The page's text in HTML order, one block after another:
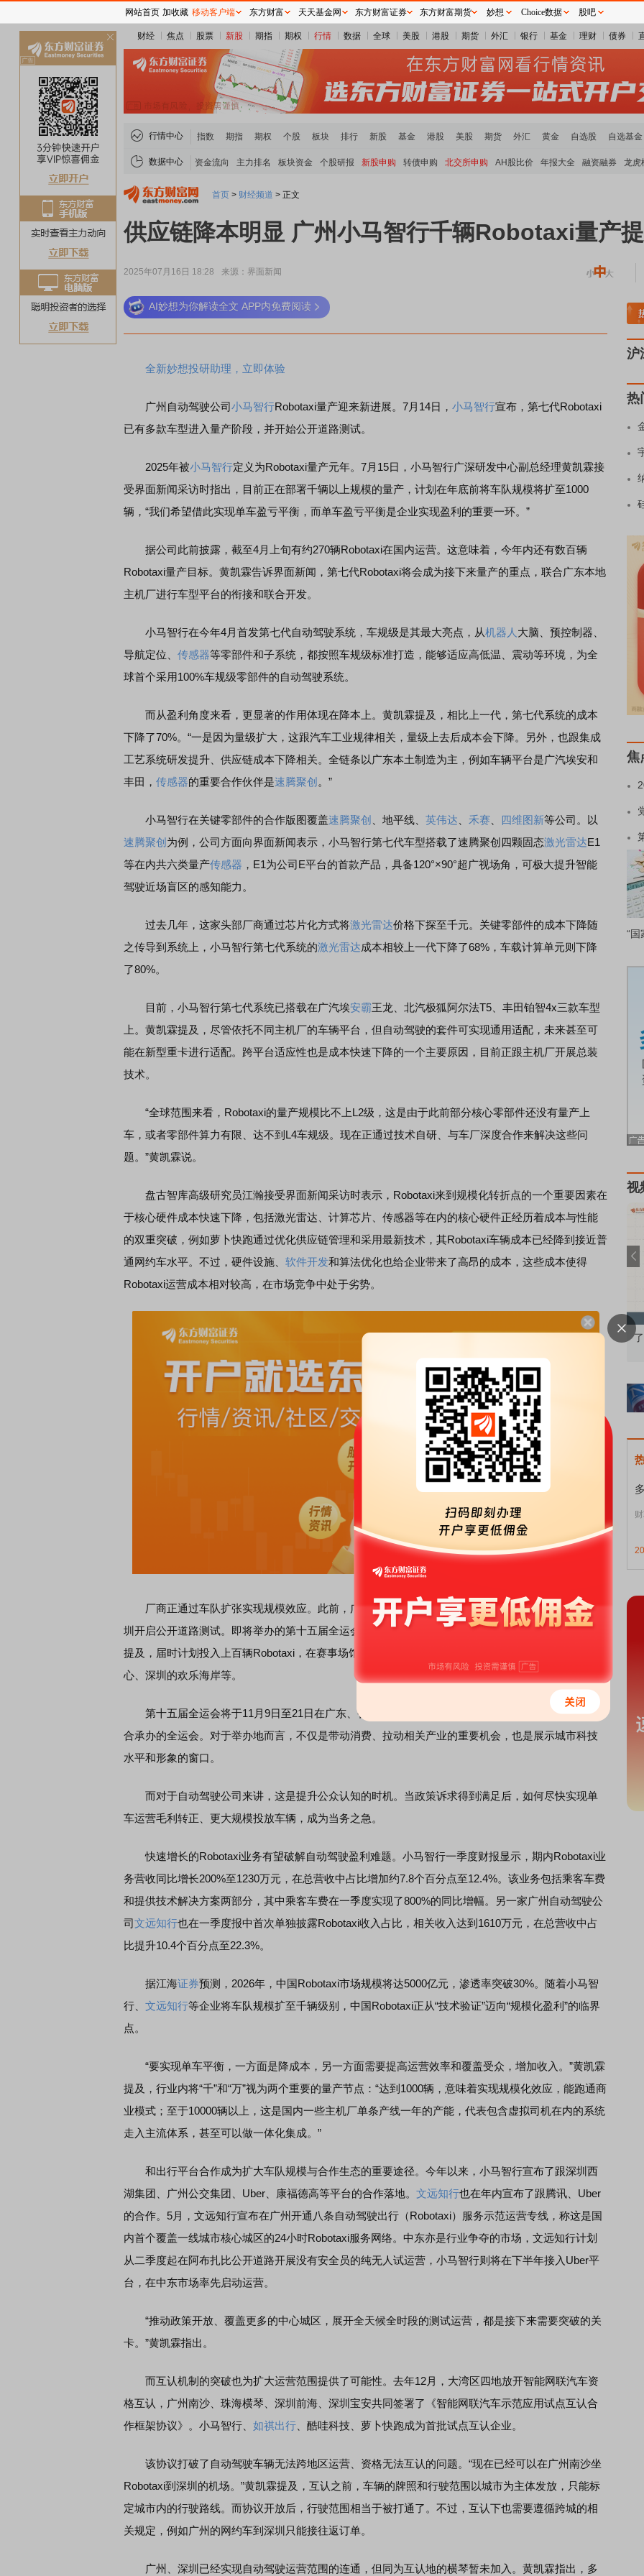
财经 焦点 股票 新股 期指 期权 行情 数据 全球 美股 港股 期货 外汇 银行 基金 理财 债券
行情中心 指数 期指 期权 个股 板块 排行 新股 基金 港股 美股 期货 外汇 黄金 自选股 自选基金
数据中心 资金流向 主力排名 板块资金 个股研报 新股申购 转债申购 北交所申购 AH股比价 年报大全 融资融券 龙虎
首页 > 财经频道 > 正文
供应链降本明显 广州小马智行千辆Robotaxi量产
2025年07月16日 18:28 来源：界面新闻
AI妙想为你解读全文 APP内免费阅读
全新妙想投研助理，立即体验
广州自动驾驶公司小马智行Robotaxi量产迎来新进展。7月14日， 小马智行宣布，第七代Robotaxi
已有多款车型进入量产阶段，并开始公开道路测试。
2025年被小马智行定义为Robotaxi量产元年。7月15日，小马智行广深研发中心副总经理黄凯霖接
受界面新闻采访时指出，目前正在部署千辆以上规模的量产，计划在年底前将车队规模将扩至1000
辆，“我们希望借此实现单车盈亏平衡，而单车盈亏平衡是企业实现盈利的重要一环。”
据公司此前披露，截至4月上旬有约270辆Robotaxi在国内运营。这意味着，今年内还有数百辆
Robotaxi量产目标。黄凯霖告诉界面新闻，第七代Robotaxi将会成为接下来量产的重点，联合广东本地
主机厂进行车型平台的衔接和联合开发。
小马智行在今年4月首发第七代自动驾驶系统，车规级是其最大亮点，从机器人 大脑、预控制器、
导航定位、 传感器等零部件和子系统，都按照车规级标准打造，能够适应高低温、震动等环境，为全
球首个采用100%车规级零部件的自动驾驶系统。
而从盈利角度来看，更显著的作用体现在降本上。黄凯霖提及，相比上一代，第七代系统的成本
下降了70%。“一是因为量级扩大，这跟汽车工业规律相关，量级上去后成本会下降。另外，也跟集成
工艺系统研发提升、供应链成本下降相关。全链条以广东本土制造为主，例如车辆平台是广汽埃安和
丰田， 传感器的重要合作伙伴是速腾聚创 。”
小马智行在关键零部件的合作版图覆盖速腾聚创 、地平线、 英伟达 禾赛 四维图新等公司。以
速腾聚创 为例，公司方面向界面新闻表示，小马智行第七代车型搭载了速腾聚创四颗固态激光雷达E1
等在内共六类量产传感器 ，E1为公司E平台的首款产品，具备120°×90°超广视场角，可极大提升智能
驾驶近场盲区的感知能力。
过去几年，这家头部厂商通过芯片化方式将激光雷达价格下探至千元。关键零部件的成本下降随
之传导到系统上，小马智行第七代系统的激光雷达成本相较上一代下降了68%，车载计算单元则下降
了80%。
目前，小马智行第七代系统已搭载在广汽埃安霸王龙、北汽极狐阿尔法T5、丰田铂智4x三款车型
上。黄凯霖提及，尽管依托不同主机厂的车辆平台，但自动驾驶的套件可实现通用适配，未来甚至可
能在新型重卡进行适配。跨平台适应性也是成本快速下降的一个主要原因，目前正跟主机厂开展总装
技术。
“全球范围来看，Robotaxi的量产规模比不上L2级，这是由于此前部分核心零部件还没有量产上
车，或者零部件算力有限、达不到L4车规级。现在正通过技术自研、与车厂深度合作来解决这些问
题。”黄凯霖说。
盘古智库高级研究员江瀚接受界面新闻采访时表示，Robotaxi来到规模化转折点的一个重要因素在
于核心硬件成本快速下降，包括激光雷达、计算芯片、传感器等在内的核心硬件正经历着成本与性能
的双重突破，例如萝卜快跑通过优化供应链管理和采用最新技术，其Robotaxi车辆成本已经降到接近普
通网约车水平。不过，硬件设施、 软件开发和算法优化也给企业带来了高昂的成本，这些成本使得
Robotaxi运营成本相对较高，在市场竞争中处于劣势。
厂商正通过车队扩张实现规模效应。此前，广汽埃 安霸王龙已经获得道路测试牌照，在广州和深
圳开启公开道路测试。即将举办的第十五届全运会将是小马智行第七代Robotaxi首个推广场景。黄凯霖
提及，届时计划投入上百辆Robotaxi，在赛事场馆、酒店之间提供接驳服务，站点包括广州的奥体中
心、深圳的欢乐海岸等。
第十五届全运会将于11月9日至21日在广东、香港、澳门三地联合举办。这是首届由粤港澳三地联
合承办的全运会。对于举办地而言，不仅是带动消费、拉动相关产业的重要机会，也是展示城市科技
水平和形象的窗口。
而对于自动驾驶公司来讲，这是提升公众认知的时机。当政策诉求得到满足后，如何尽快实现单
车运营毛利转正、更大规模投放车辆，成为当务之急。
快速增长的Robotaxi业务有望破解自动驾驶盈利难题。小马智行一季度财报显示，期内Robotaxi业
务营收同比增长200%至1230万元，在总营收中占比增加约7.8个百分点至12.4%。该业务包括乘客车费
和提供技术解决方案两部分，其中乘客车费在一季度实现了800%的同比增幅。另一家广州自动驾驶公
司文远知行也在一季度报中首次单独披露Robotaxi收入占比，相关收入达到1610万元，在总营收中占
比提升10.4个百分点至22.3%。
据江海证券预测，2026年，中国Robotaxi市场规模将达5000亿元，渗透率突破30%。随着小马智
行、 文远知行等企业将车队规模扩至千辆级别，中国Robotaxi正从“技术验证”迈向“规模化盈利”的临界
点。
“要实现单车平衡，一方面是降成本，另一方面需要提高运营效率和覆盖受众，增加收入。”黄凯霖
提及，行业内将“千”和“万”视为两个重要的量产节点：“达到1000辆，意味着实现规模化效应，能跑通商
业模式；至于10000辆以上，这是国内一些主机厂单条产线一年的产能，代表包含虚拟司机在内的系统
走入主流体系，甚至可以做一体化集成。”
和出行平台合作成为扩大车队规模与合作生态的重要途径。今年以来，小马智行宣布了跟深圳西
湖集团、广州公交集团、Uber、康福德高等平台的合作落地。 文远知行也在年内宣布了跟腾讯、Uber
的合作。5月，文远知行宣布在广州开通八条自动驾驶出行（Robotaxi）服务示范运营专线，称这是国
内首个覆盖一线城市核心城区的24小时Robotaxi服务网络。中东亦是行业争夺的市场，文远知行计划
从二季度起在阿布扎比公开道路开展没有安全员的纯无人试运营，小马智行则将在下半年接入Uber平
台，在中东市场率先启动运营。
“推动政策开放、覆盖更多的中心城区，展开全天候全时段的测试运营，都是接下来需要突破的关
卡。”黄凯霖指出。
而互认机制的突破也为扩大运营范围提供了可能性。去年12月，大湾区四地放开智能网联汽车资
格互认，广州南沙、珠海横琴、深圳前海、深圳宝安共同签署了《智能网联汽车示范应用试点互认合
作框架协议》。小马智行、 如祺出行、酷哇科技、萝卜快跑成为首批试点互认企业。
该协议打破了自动驾驶车辆无法跨地区运营、资格无法互认的问题。“现在已经可以在广州南沙坐
Robotaxi到深圳的机场。”黄凯霖提及，互认之前，车辆的牌照和行驶范围以城市为主体发放，只能标
定城市内的行驶路线。而协议开放后，行驶范围相当于被打通了。不过，互认下也需要遵循跨城的相
关规定，例如广州的网约车到深圳只能接往返订单。
广州、深圳已经实现自动驾驶运营范围的连通，但同为互认地的横琴暂未加入。黄凯霖指出，多
稀土板块领涨 重
沪
热
焦
“国
视
连线｜东方财富证券陈果：A股再平衡的
债券知识通识：从基础认知到特色品种
网站首页 加收藏 移动客户端 东方财富 天天基金网 东方财富证券 东方财富期货 妙想 Choice数据 股吧
关